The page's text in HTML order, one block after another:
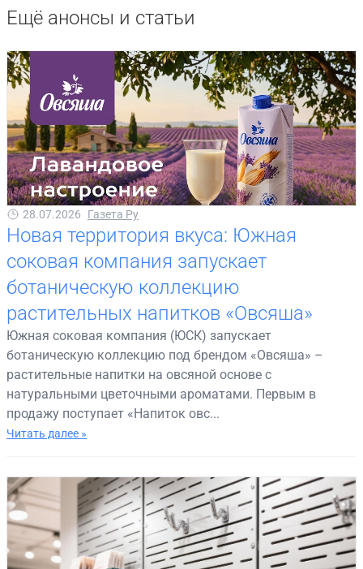
Ещё анонсы и статьи
28.07.2026 Газета Ру
Новая территория вкуса: Южная
соковая компания запускает
ботаническую коллекцию
растительных напитков «Овсяша»
Южная соковая компания (ЮСК) запускает
ботаническую коллекцию под брендом «Овсяша» –
растительные напитки на овсяной основе с
натуральными цветочными ароматами. Первым в
продажу поступает «Напиток овс...
Читать далее »